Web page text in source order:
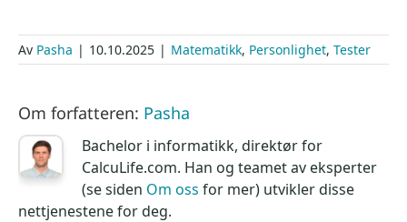
Av Pasha | 10.10.2025 | Matematikk, Personlighet, Tester
Om forfatteren: Pasha
Bachelor i informatikk, direktør for
CalcuLife.com. Han og teamet av eksperter
(se siden Om oss for mer) utvikler disse
nettjenestene for deg.